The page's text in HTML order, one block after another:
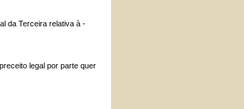
da Terceira relativa à -
legal por parte quer